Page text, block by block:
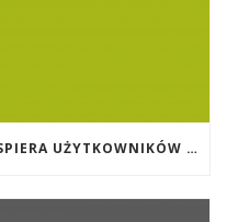
JAK APLIKACJA MOSTBET WSPIERA UŻYTKOWNIKÓW ANDROIDA?